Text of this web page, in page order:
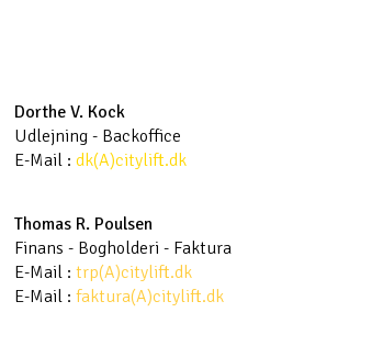
Dorthe V. Kock
Udlejning - Backoffice
E-Mail : dk(A)citylift.dk
Thomas R. Poulsen
Finans - Bogholderi - Faktura
E-Mail : trp(A)citylift.dk
E-Mail : faktura(A)citylift.dk